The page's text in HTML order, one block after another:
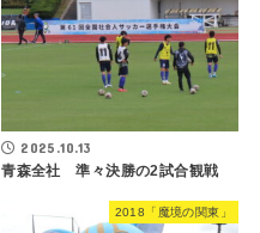
2025.10.13
青森全社 準々決勝の2試合観戦
2018「魔境の関東」